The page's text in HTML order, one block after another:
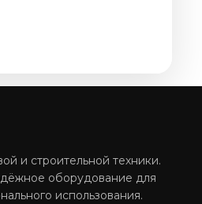
и строительной техники.
оборудование для
использования.